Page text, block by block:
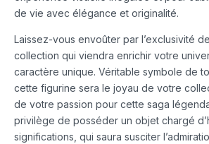
de vie avec élégance et originalité.
Laissez-vous envoûter par l’exclusivité
collection qui viendra enrichir votre
caractère unique. Véritable symbole de
cette figurine sera le joyau de votre
de votre passion pour cette saga
privilège de posséder un objet chargé
significations, qui saura susciter